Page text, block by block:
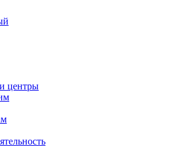
центры